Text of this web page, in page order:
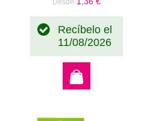
Desde
Recíbelo el
11/08/2026